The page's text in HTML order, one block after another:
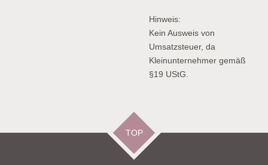
Hinweis:
Kein Ausweis von
Umsatzsteuer, da
Kleinunternehmer gemäß
§19 UStG.
TOP